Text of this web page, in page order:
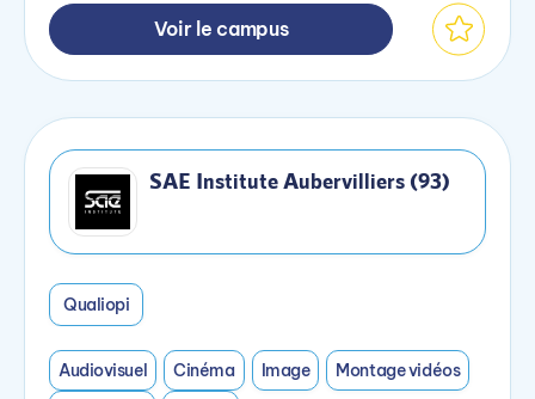
Voir le campus
SAE Institute Aubervilliers (93)
Qualiopi
Audiovisuel Cinéma Image
Montage vidéos